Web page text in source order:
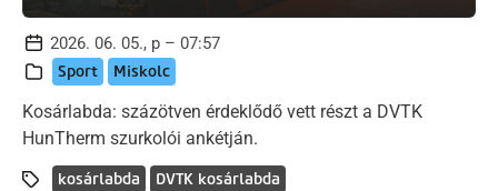
2026. 06. 05., p – 07:57
Sport Miskolc
Kosárlabda: százötven érdeklődő vett részt a DVTK
HunTherm szurkolói ankétján.
kosárlabda DVTK kosárlabda